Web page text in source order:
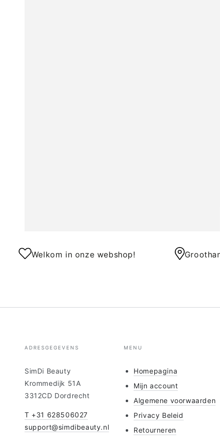
Welkom in onze webshop!
ADRESGEGEVENS
SimDi Beauty
Krommedijk 51A
3312CD Dordrecht
T +31 628506027
support@simdibeauty.nl
MENU
Homepagina
Mijn account
Algemene voorwaarden
Privacy Beleid
Retourneren